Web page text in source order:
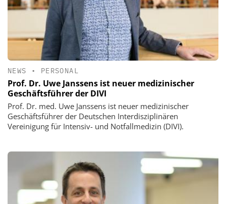
NEWS • PERSONAL
Prof. Dr. Uwe Janssens ist neuer medizinischer
Geschäftsführer der DIVI
Prof. Dr. med. Uwe Janssens ist neuer medizinischer
Geschäftsführer der Deutschen Interdisziplinären
Vereinigung für Intensiv- und Notfallmedizin (DIVI).